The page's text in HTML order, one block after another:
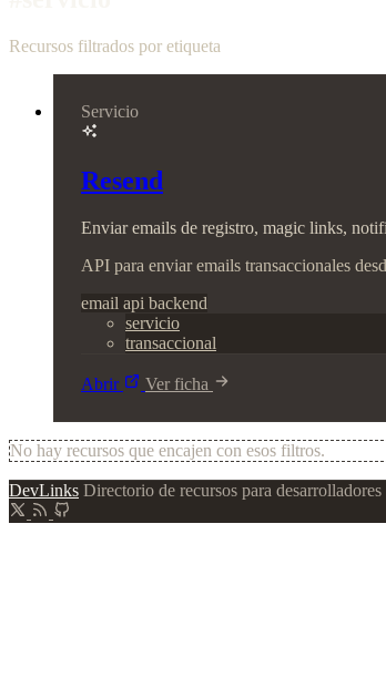
Recursos filtrados por etiqueta
Servicio
Resend
Enviar emails de registro, magic links,
API para enviar emails transaccionales
email api backend
servicio
transaccional
Abrir Ver ficha
No hay recursos que encajen con esos filtros.
DevLinks Directorio de recursos para desarrolladores